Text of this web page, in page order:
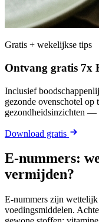
Gratis + wekelijkse tips
Ontvang gratis 7x
Inclusief
gezonde ovenschotel op
gezondheidsinzichten
Download gratis
E-nummers:
vermijden?
E-nummers zijn
voedingsmiddelen.